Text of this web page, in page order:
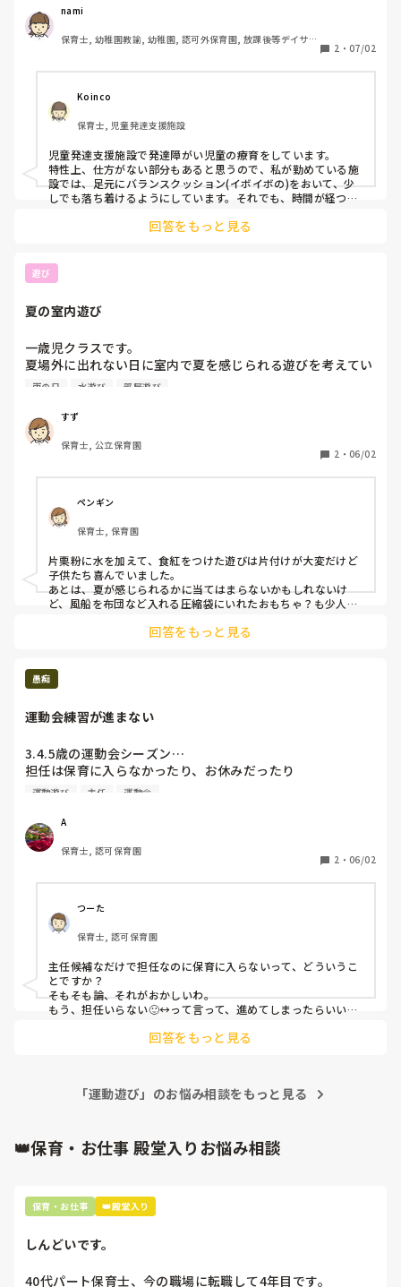
特性上、仕方のない部分もあることは理解していますが、体
幹や筋力の問題も気になっています。
姿勢を良くするメリットを伝えたり、姿勢を正すことで良く
きかける活動などでアプローチしていますが、なかなか正し
い姿勢の定着は難しいです。
皆さんは、どのように工夫していますか？
nami
保育士, 幼稚園教諭, 幼稚園, 認可外保育園, 放課後等デイサー
2 ・ 07/02
Koinco
保育士, 児童発達支援施設
児童発達支援施設で発達障がい児童の療育をしています。
特性上、仕方がない部分もあると思うので、私が勤めている施
設では、足元にバランスクッション(イボイボの)をおいて、少
しでも落ち着けるようにしています。それでも、時間が経つ
いるところもありました。ただ、それだと椅子の高さが変わっ
てしまうので、お子様の背丈とか合わないと難しいかなと思い
他にも、体幹に働きかける運動遊びなどをしてアプローチして
参考になるかわかりませんが、回答させて頂きました。
回答をもっと見る
遊び
夏の室内遊び
一歳児クラスです。
夏場外に出れない日に室内で夏を感じられる遊びを考えてい
ます。
色水、氷を使った遊び、ウォーターマット、ボールプールで
す。
他にこんな遊びをしているなどありましたら参考にさせてく
お願いします！
雨の日 水遊び 部屋遊び
すず
保育士, 公立保育園
2 ・ 06/02
ペンギン
保育士, 保育園
片栗粉に水を加えて、食紅をつけた遊びは片付けが大変だけど
子供たち喜んでいました。
あとは、夏が感じられるかに当てはまらないかもしれないけ
ど、風船を布団など入れる圧縮袋にいれたおもちゃ？も少人数
回答をもっと見る
愚痴
運動会練習が進まない
3.4.5歳の運動会シーズン…
担任は保育に入らなかったり、お休みだったり
子どものためにとパートが練習を回してるけども！
私たち頑張ってる！！ほんと！！
保育にいつも入らない3歳担任が主任候補で、保育してない
のに指示出しだけはご立派で嫌になる。
思ってたけどもう無理かも〜
運動遊び 主任 運動会
A
保育士, 認可保育園
2 ・ 06/02
つーた
保育士, 認可保育園
主任候補なだけで担任なのに保育に入らないって、どういうこ
とですか？
そもそも論、それがおかしいわ。
もう、担任いらない🙂‍↔️って言って、進めてしまったらいいで
毎日、お疲れ様です。
もう、そういう保育業界が嫌になりますね。
もう一度言いますよ。
何もしなくていいですよ、って言いたいけど、子どもたちも取
り組んでいるんだならねぇ。
もはや、担任、候補。
で、いいと思うわ。笑
回答をもっと見る
「運動遊び」のお悩み相談をもっと見る
👑保育・お仕事 殿堂入りお悩み相談
保育・お仕事 👑殿堂入り
しんどいです。
40代パート保育士、今の職場に転職して4年目です。